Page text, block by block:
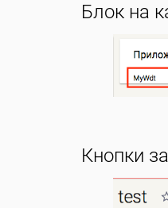
Блок на
Кнопки